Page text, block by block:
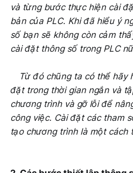
và từng bước thực hiện cài
bản của PLC. Khi đã hiểu ý
số bạn sẽ không còn cảm
cài đặt thông số trong PLC
Từ đó chũng ta có thể hãy
đặt trong thời gian ngắn và
chương trình và gỡ lỗi để
công việc. Cài đặt các tham
tạo chương trình là một cách